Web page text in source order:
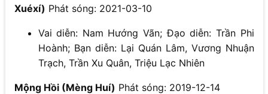
Xuéxí) Phát sóng: 2021-03-10
Vai diễn: Nam Hướng Vãn; Đạo diễn: Trần Phi
Hoành; Bạn diễn: Lại Quán Lâm, Vương Nhuận
Trạch, Trần Xu Quân, Triệu Lạc Nhiên
Mộng Hồi (Mèng Huí) Phát sóng: 2019-12-14